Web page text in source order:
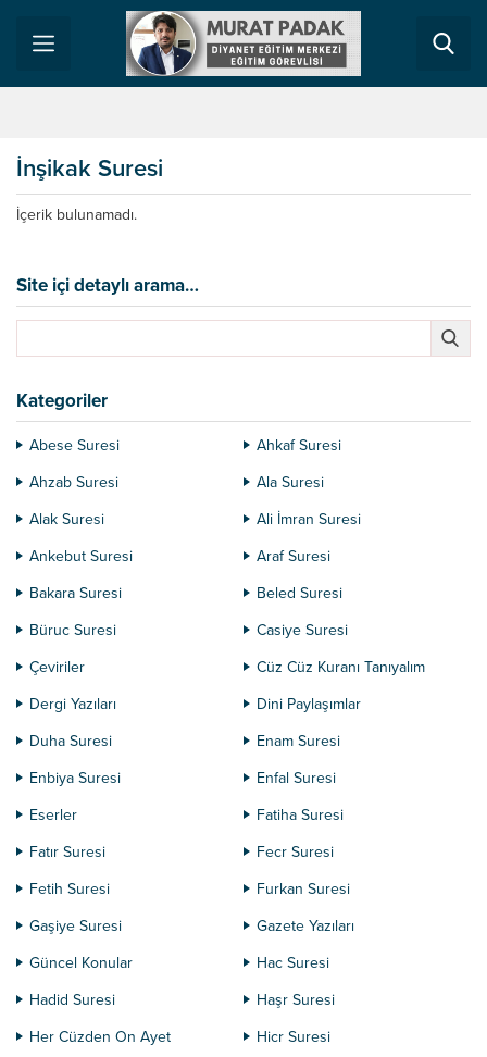
İnşikak Suresi
İçerik bulunamadı.
Site içi detaylı arama…
Kategoriler
Abese Suresi
Ahkaf Suresi
Ahzab Suresi
Ala Suresi
Alak Suresi
Ali İmran Suresi
Ankebut Suresi
Araf Suresi
Bakara Suresi
Beled Suresi
Büruc Suresi
Casiye Suresi
Çeviriler
Cüz Cüz Kuranı Tanıyalım
Dergi Yazıları
Dini Paylaşımlar
Duha Suresi
Enam Suresi
Enbiya Suresi
Enfal Suresi
Eserler
Fatiha Suresi
Fatır Suresi
Fecr Suresi
Fetih Suresi
Furkan Suresi
Gaşiye Suresi
Gazete Yazıları
Güncel Konular
Hac Suresi
Hadid Suresi
Haşr Suresi
Her Cüzden On Ayet
Hicr Suresi